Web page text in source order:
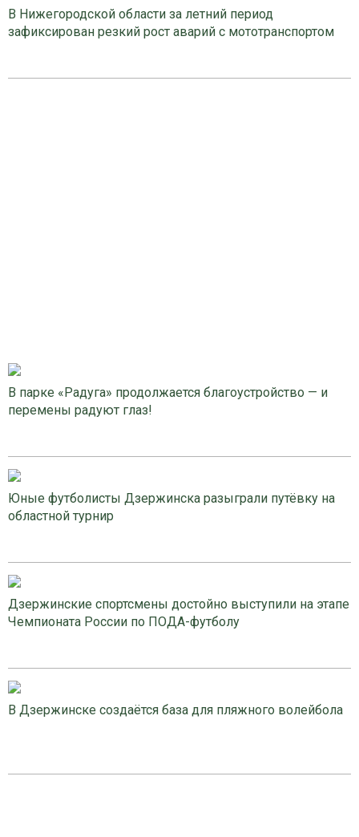
В Нижегородской области за летний период
зафиксирован резкий рост аварий с мототранспортом
В парке «Радуга» продолжается благоустройство — и
перемены радуют глаз!
Юные футболисты Дзержинска разыграли путёвку на
областной турнир
Дзержинские спортсмены достойно выступили на этапе
Чемпионата России по ПОДА-футболу
В Дзержинске создаётся база для пляжного волейбола